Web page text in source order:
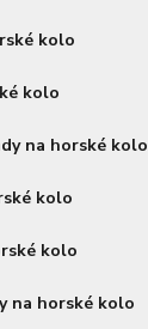
kolo
kolo
na horské kolo
kolo
kolo
na horské kolo